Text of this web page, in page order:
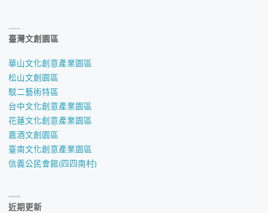
臺灣文創園區
華山文化創意產業園區
松山文創園區
駁二藝術特區
台中文化創意產業園區
花蓮文化創意產業園區
嘉酒文創園區
臺南文化創意產業園區
信義公民會館(四四南村)
近期更新